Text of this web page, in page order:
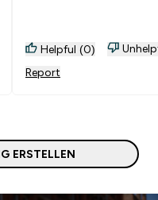
Helpful (0)
Report
ERSTELLEN